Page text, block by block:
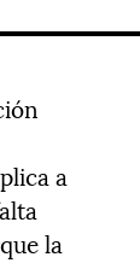
a
la